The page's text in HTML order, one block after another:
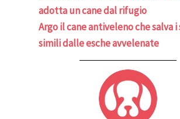
adotta un cane dal rifugio
Argo il cane antiveleno che salva i
simili dalle esche avvelenate